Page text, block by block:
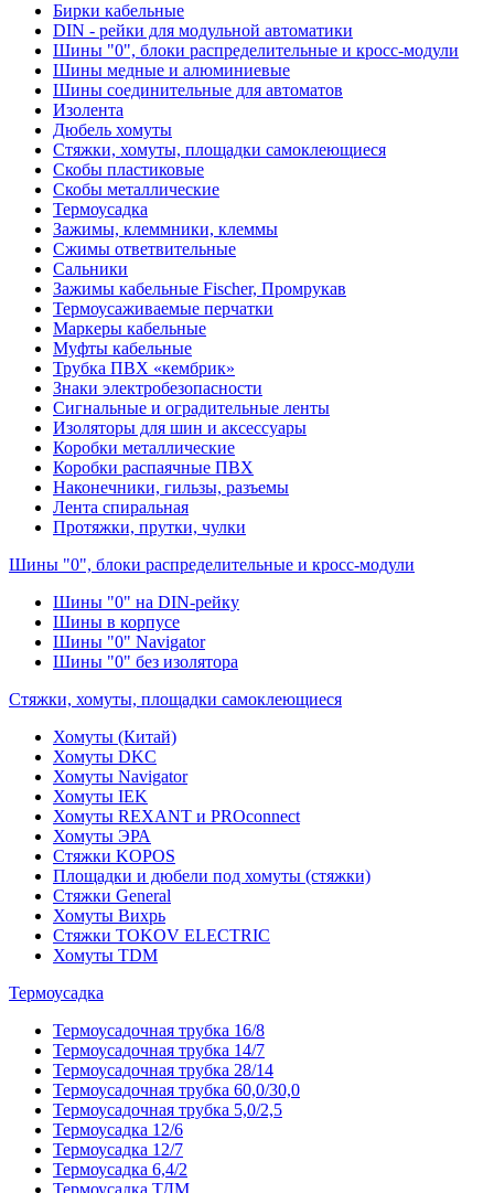
Бирки кабельные
DIN - рейки для модульной автоматики
Шины "0", блоки распределительные и кросс-модули
Шины медные и алюминиевые
Шины соединительные для автоматов
Изолента
Дюбель хомуты
Стяжки, хомуты, площадки самоклеющиеся
Скобы пластиковые
Скобы металлические
Термоусадка
Зажимы, клеммники, клеммы
Сжимы ответвительные
Сальники
Зажимы кабельные Fischer, Промрукав
Термоусаживаемые перчатки
Маркеры кабельные
Муфты кабельные
Трубка ПВХ «кембрик»
Знаки электробезопасности
Сигнальные и оградительные ленты
Изоляторы для шин и аксессуары
Коробки металлические
Коробки распаячные ПВХ
Наконечники, гильзы, разъемы
Лента спиральная
Протяжки, прутки, чулки
Шины "0", блоки распределительные и кросс-модули
Шины "0" на DIN-рейку
Шины в корпусе
Шины "0" Navigator
Шины "0" без изолятора
Стяжки, хомуты, площадки самоклеющиеся
Хомуты (Китай)
Хомуты DKC
Хомуты Navigator
Хомуты IEK
Хомуты REXANT и PROconnect
Хомуты ЭРА
Стяжки KOPOS
Площадки и дюбели под хомуты (стяжки)
Стяжки General
Хомуты Вихрь
Стяжки TOKOV ELECTRIC
Хомуты TDM
Термоусадка
Термоусадочная трубка 16/8
Термоусадочная трубка 14/7
Термоусадочная трубка 28/14
Термоусадочная трубка 60,0/30,0
Термоусадочная трубка 5,0/2,5
Термоусадка 12/6
Термоусадка 12/7
Термоусадка 6,4/2
Термоусадка ТДМ